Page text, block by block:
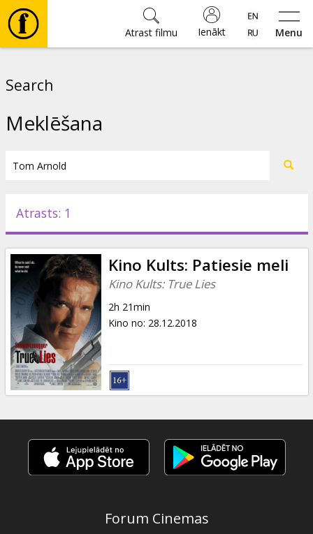
Menu
Ienākt
Atrast filmu
Pasākumi
Ziņas
Dāvanu
kartes
Uzkodas
B2B
Kino
Klubs
Search
Meklēšana
Atrasts: 1
Kino Kults: Patiesie meli
Kino Kults: True Lies
2h 21min
Kino no: 28.12.2018
Forum Cinemas